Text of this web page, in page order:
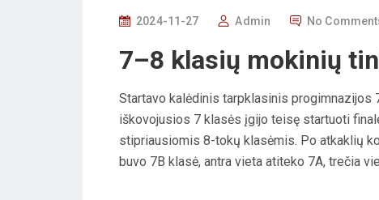
P
S
E
D
O
N
2024-11-27 Admin No
7–8 klasių mokinių
Startavo kalėdinis tarpklasinis
iškovojusios 7 klasės įgijo teisę startuoti
stipriausiomis 8-tokų klasėmis. Po atkaklių
buvo 7B klasė, antra vieta atiteko 7A, trečia